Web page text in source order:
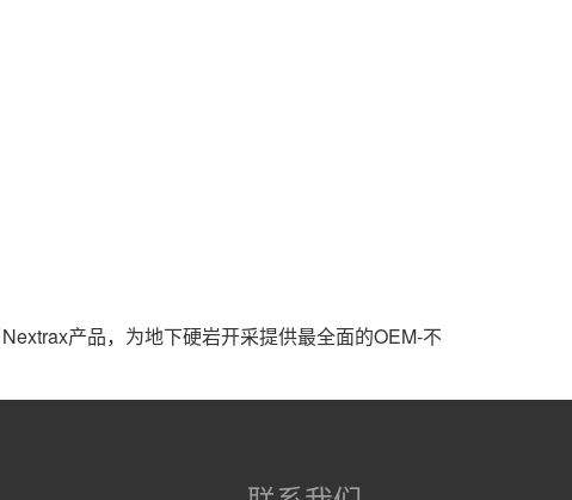
产品，为地下硬岩开采提供最全面的OEM-不